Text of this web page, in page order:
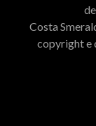
Costa
copyright e